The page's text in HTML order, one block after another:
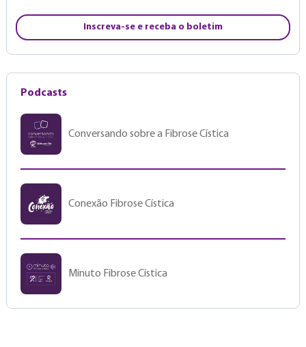
Inscreva-se e receba o boletim
Podcasts
Conversando sobre a Fibrose Cística
Conexão Fibrose Cística
Minuto Fibrose Cística